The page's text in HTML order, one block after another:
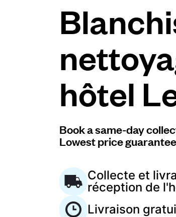
Prix et services
À propos de nous
Téléchargez notre application mobile
hôtel
Book a same-day
Lowest price
Collecte et
réception de
Livraison